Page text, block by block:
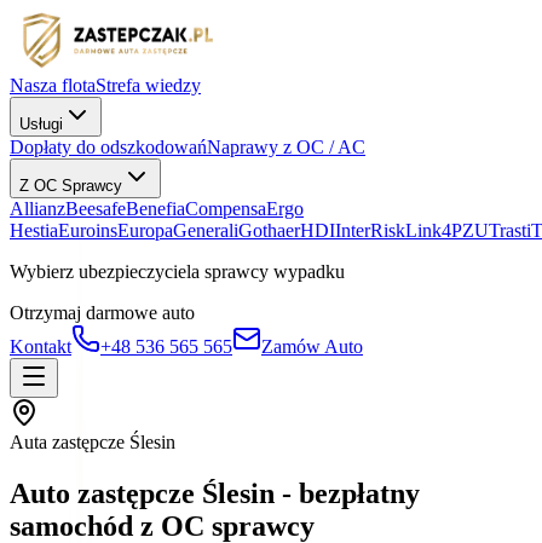
Nasza flotaStrefa wiedzy
Usługi
Dopłaty do odszkodowańNaprawy z OC / AC
Z OC Sprawcy
AllianzBeesafeBenefiaCompensaErgo
HestiaEuroinsEuropaGeneraliGothaerHDIInterRiskLink4PZUTrasti
Wybierz ubezpieczyciela sprawcy wypadku
Otrzymaj darmowe auto
Kontakt
+48 536 565 565 Zamów Auto
Auta zastępcze Ślesin
Auto zastępcze Ślesin - bezpłatny
samochód z OC sprawcy